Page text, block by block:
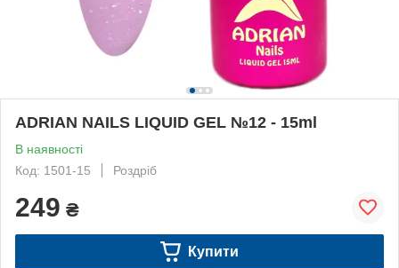
ADRIAN NAILS LIQUID GEL №12 - 15ml
В наявності
Код: 1501-15
Роздріб
249 ₴
Купити